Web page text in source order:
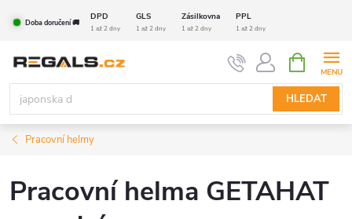
Doba doručení 🚚
DPD GLS Zásilkovna PPL
1 až 2 dny 1 až 2 dny 1 až 2 dny 1 až 2 dny
HLEDAT
NÁKUPNÍ
KOŠÍK
Pracovní helmy
Pracovní helma GETAHAT